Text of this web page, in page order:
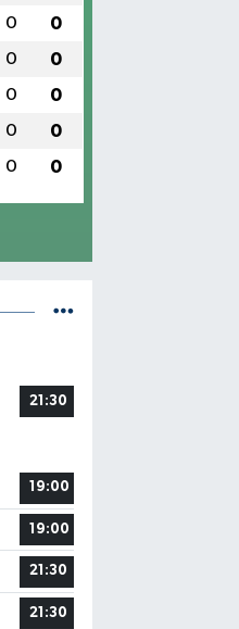
0 0
0 0
0 0
0 0
0 0
21:30
19:00
19:00
21:30
21:30